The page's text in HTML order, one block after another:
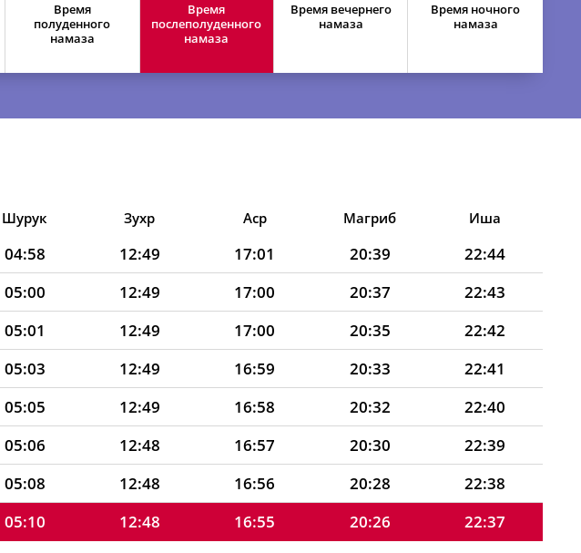
Время
полуденного
намаза
Время
послеполуденного
намаза
Время вечернего
намаза
Время ночного
намаза
Шурук Зухр Аср Магриб Иша
04:58 12:49 17:01 20:39
22:44
05:00 12:49 17:00 20:37
22:43
05:01 12:49 17:00 20:35
22:42
05:03 12:49 16:59 20:33
22:41
05:05 12:49 16:58 20:32
22:40
05:06 12:48 16:57 20:30
22:39
05:08 12:48 16:56 20:28
22:38
05:10 12:48 16:55 20:26
22:37